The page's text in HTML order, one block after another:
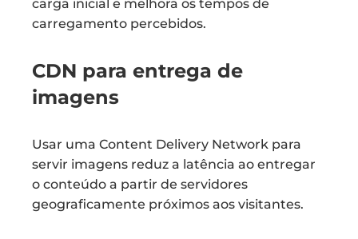
carga inicial e melhora os tempos de
carregamento percebidos.
CDN para entrega de
imagens
Usar uma Content Delivery Network para
servir imagens reduz a latência ao entregar
o conteúdo a partir de servidores
geograficamente próximos aos visitantes.